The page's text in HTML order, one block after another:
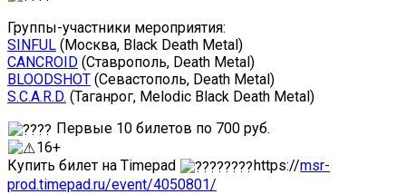
Группы-участники мероприятия:
SINFUL (Москва, Black Death Metal)
CANCROID (Ставрополь, Death Metal)
BLOODSHOT (Севастополь, Death Metal)
S.C.A.R.D. (Таганрог, Melodic Black Death Metal)
Первые 10 билетов по 700 руб.
16+
Купить билет на Timepad
https://msr-
prod.timepad.ru/event/4050801/